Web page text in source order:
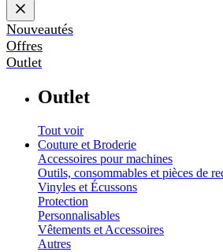
Nouveautés
Offres
Outlet
Outlet
Tout voir
Couture et Broderie
Accessoires pour machines
Outils, consommables et pièces de
Vinyles et Écussons
Protection
Personnalisables
Vêtements et Accessoires
Autres